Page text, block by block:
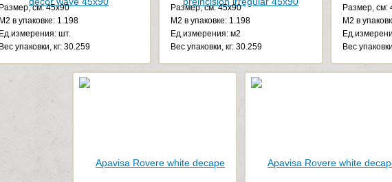
Размер, см: 45x90
М2 в упаковке: 1.198
Ед.измерения: шт.
Веc упаковки, кг: 30.259
Размер, см: 45x90
М2 в упаковке: 1.198
Ед.измерения: м2
Веc упаковки, кг: 30.259
Размер, см:
М2 в
Веc